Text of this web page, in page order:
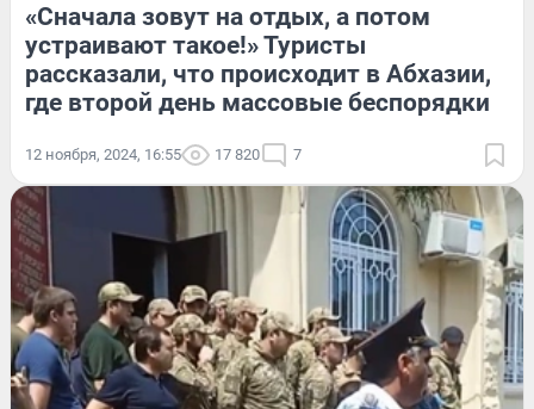
«Сначала зовут на отдых, а потом
устраивают такое!» Туристы
рассказали, что происходит в Абхазии,
где второй день массовые беспорядки
12 ноября, 2024, 16:55 17 820 7